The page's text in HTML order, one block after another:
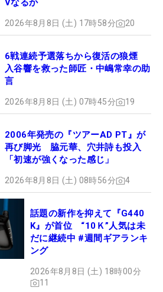
Vなるか
2026年8月8日 (土) 17時58分 20
6戦連続予選落ちから復活の狼煙
入谷響を救った師匠・中嶋常幸の助
言
2026年8月8日 (土) 07時45分 19
2006年発売の『ツアーAD PT』が
再び脚光 脇元華、穴井詩も投入
「初速が強くなった感じ」
2026年8月8日 (土) 08時56分 4
話題の新作を抑えて『G440
K』が首位 “10Ｋ”人気は未
だに継続中 #週間ギアランキ
ング
2026年8月8日 (土) 18時00分
11